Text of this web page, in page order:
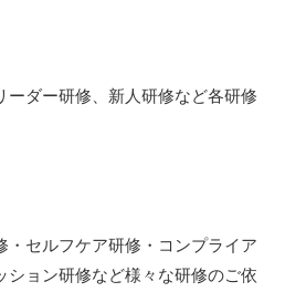
ダー研修、新人研修など各研修
セルフケア研修・コンプライア
ション研修など様々な研修のご依